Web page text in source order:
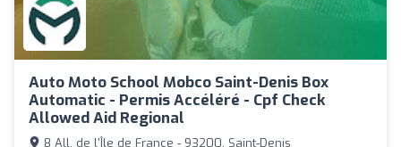
Auto Moto School Mobco Saint-Denis Box
Automatic - Permis Accéléré - Cpf Check
Allowed Aid Regional
8 All. de l'Île de France - 93200, Saint-Denis